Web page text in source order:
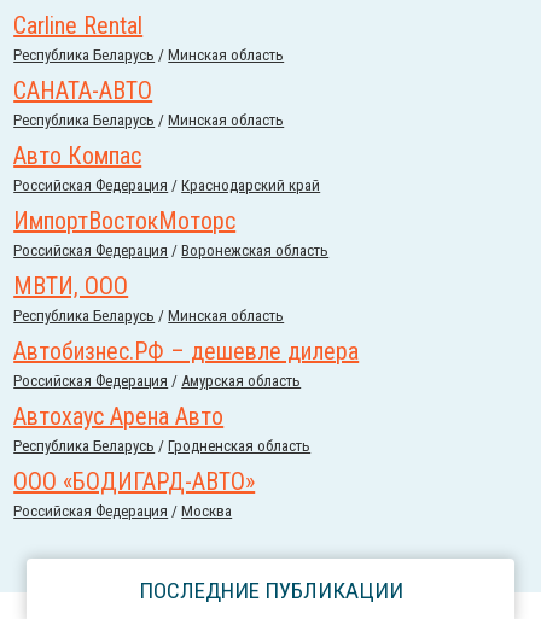
Carline Rental
Республика Беларусь /Минская область
САНАТА-АВТО
Республика Беларусь /Минская область
Авто Компас
Российcкая Федерация /Краснодарский край
ИмпортВостокМоторс
Российcкая Федерация /Воронежская область
МВТИ, ООО
Республика Беларусь /Минская область
Автобизнес.РФ – дешевле дилера
Российcкая Федерация /Амурская область
Автохаус Арена Авто
Республика Беларусь /Гродненская область
ООО «БОДИГАРД-АВТО»
Российcкая Федерация /Москва
ПОСЛЕДНИЕ ПУБЛИКАЦИИ